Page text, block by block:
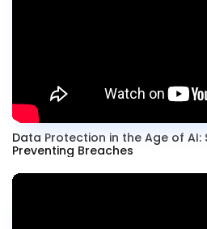
Data Protection in the Age of
Preventing Breaches